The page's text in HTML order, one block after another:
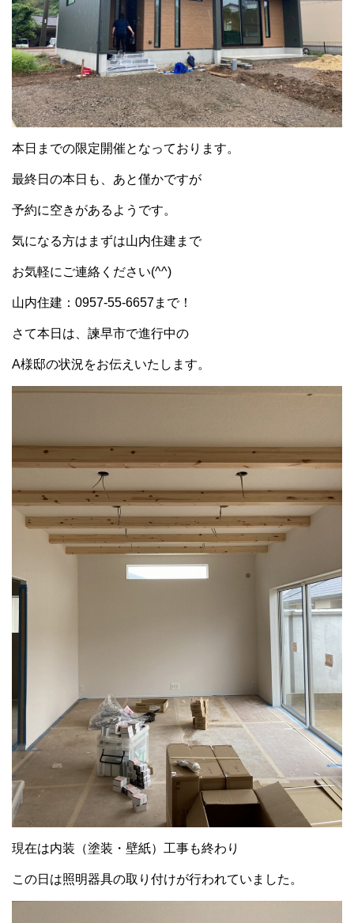
本日までの限定開催となっております。
最終日の本日も、あと僅かですが
予約に空きがあるようです。
気になる方はまずは山内住建まで
お気軽にご連絡ください(^^)
山内住建：0957-55-6657まで！
さて本日は、諫早市で進行中の
A様邸の状況をお伝えいたします。
現在は内装（塗装・壁紙）工事も終わり
この日は照明器具の取り付けが行われていました。